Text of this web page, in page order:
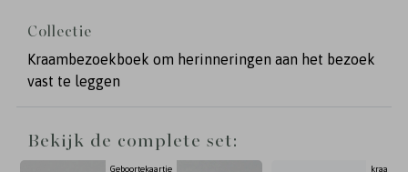
cm.
Collectie
Kraambezoekboek om herinneringen aan het bezoek
vast te leggen
Bekijk de complete set:
Geboortekaartje